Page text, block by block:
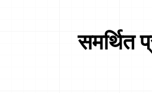
समर्थित